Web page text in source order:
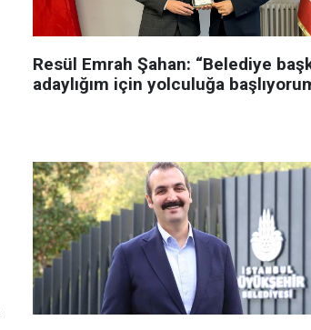
Resül Emrah Şahan: “Belediye
adaylığım için yolculuğa